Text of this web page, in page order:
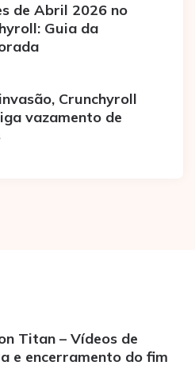
de Abril 2026 no
Guia da
Crunchyroll
vazamento de
Titan – Vídeos de
e encerramento do fim